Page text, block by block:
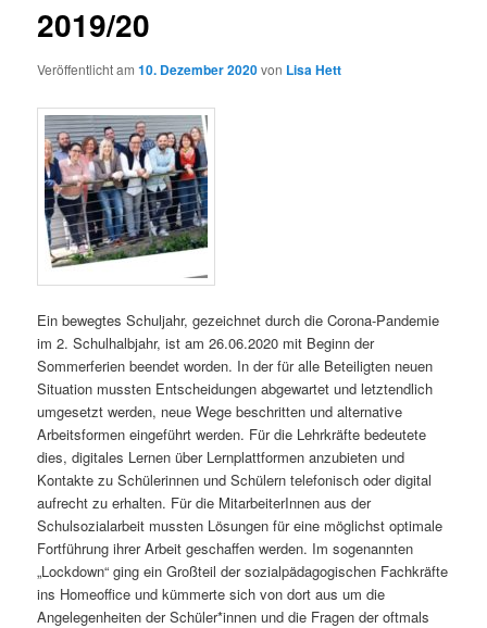
2019/20
Veröffentlicht am10. Dezember 2020von Lisa Hett
Ein bewegtes Schuljahr, gezeichnet durch die Corona-Pandemie
im 2. Schulhalbjahr, ist am 26.06.2020 mit Beginn der
Sommerferien beendet worden. In der für alle Beteiligten neuen
Situation mussten Entscheidungen abgewartet und letztendlich
umgesetzt werden, neue Wege beschritten und alternative
Arbeitsformen eingeführt werden. Für die Lehrkräfte bedeutete
dies, digitales Lernen über Lernplattformen anzubieten und
Kontakte zu Schülerinnen und Schülern telefonisch oder digital
aufrecht zu erhalten. Für die MitarbeiterInnen aus der
Schulsozialarbeit mussten Lösungen für eine möglichst optimale
Fortführung ihrer Arbeit geschaffen werden. Im sogenannten
„Lockdown“ ging ein Großteil der sozialpädagogischen Fachkräfte
ins Homeoffice und kümmerte sich von dort aus um die
Angelegenheiten der Schüler*innen und die Fragen der oftmals